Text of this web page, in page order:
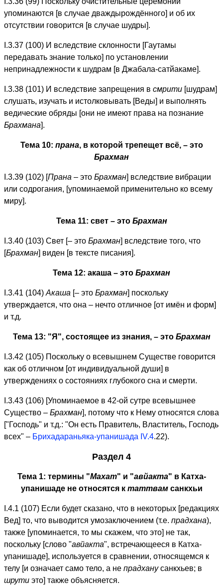
упоминаются [в случае дваждырождённого] и об их
отсутствии говорится [в случае шудры].
I.3.37 (100) И вследствие склонности [Гаутамы
передавать знание только] по установлении
непринадлежности к шудрам [в Джабала-сатйакаме].
I.3.38 (101) И вследствие запрещения в смрити [шудрам]
слушать, изучать и истолковывать [Веды] и выполнять
ведические обряды [они не имеют права на познание
Брахмана].
Тема 10: прана, в которой трепещет всё, – это
Брахман
I.3.39 (102) [Прана – это Брахман] вследствие вибрации
или содрогания, [упоминаемой применительно ко всему
миру].
Тема 11: свет – это Брахман
I.3.40 (103) Свет [– это Брахман] вследствие того, что
[Брахман] виден [в тексте писания].
Тема 12: акаша – это Брахман
I.3.41 (104) Акаша [– это Брахман] поскольку
утверждается, что она – нечто отличное [от имён и форм]
и т.д.
Тема 13: "Я", состоящее из знания, – это Брахман
I.3.42 (105) Поскольку о всевышнем Существе говорится
как об отличном [от индивидуальной души] в
утверждениях о состояниях глубокого сна и смерти.
I.3.43 (106) [Упоминаемое в 42-ой сутре всевышнее
Существо – Брахман], потому что к Нему относятся слова
["Господь" и т.д.: "Он есть Правитель, Властитель, Господь
всех" – Брихадараньяка-упанишада IV.4.22).
Раздел 4
Тема 1: термины "Махат" и "авйакта" в Катха-
упанишаде не относятся к таттвамсанкхьи
I.4.1 (107) Если будет сказано, что в некоторых [редакциях
Вед] то, что выводится умозаключением (т.е. прадхана),
также [упоминается, то мы скажем, что это] не так,
поскольку [слово "авйакта", встречающееся в Катха-
упанишаде], используется в сравнении, относящемся к
телу [и означает само тело, а не прадханусанкхьев; в
шрути это] также объясняется.